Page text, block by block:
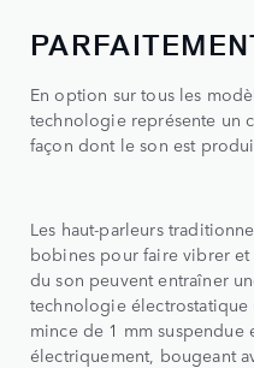
En option sur tous les
technologie représente un
façon dont le son est
Les haut-parleurs
bobines pour faire vibrer
du son peuvent entraîner
technologie
mince de 1 mm suspendue
électriquement, bougeant